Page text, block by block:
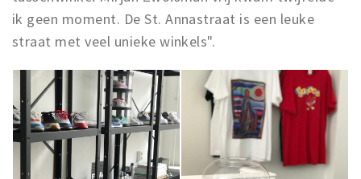
ik geen moment. De St. Annastraat is een leuke
straat met veel unieke winkels".